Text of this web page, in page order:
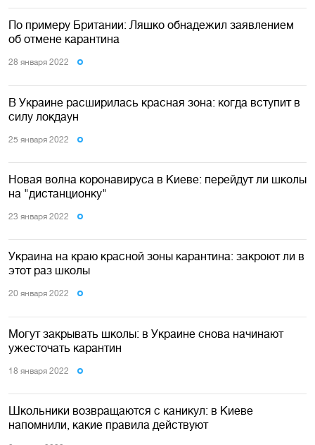
По примеру Британии: Ляшко обнадежил заявлением
об отмене карантина
28 января 2022
В Украине расширилась красная зона: когда вступит в
силу локдаун
25 января 2022
Новая волна коронавируса в Киеве: перейдут ли школы
на "дистанционку"
23 января 2022
Украина на краю красной зоны карантина: закроют ли в
этот раз школы
20 января 2022
Могут закрывать школы: в Украине снова начинают
ужесточать карантин
18 января 2022
Школьники возвращаются с каникул: в Киеве
напомнили, какие правила действуют